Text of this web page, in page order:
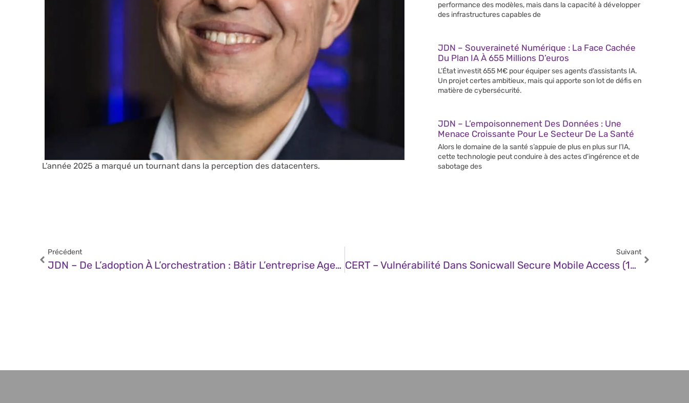
L’année 2025 a marqué un tournant dans la perception des datacenters.
performance des modèles, mais dans la capacité à développer
des infrastructures capables de
JDN – Souveraineté Numérique : La Face Cachée
Du Plan IA À 655 Millions D’euros
L’État investit 655 M€ pour équiper ses agents d’assistants IA.
Un projet certes ambitieux, mais qui apporte son lot de défis en
matière de cybersécurité.
JDN – L’empoisonnement Des Données : Une
Menace Croissante Pour Le Secteur De La Santé
Alors le domaine de la santé s’appuie de plus en plus sur l’IA,
cette technologie peut conduire à des actes d’ingérence et de
sabotage des
Précédent
JDN – De L’adoption À L’orchestration : Bâtir L’entreprise Agentique De Demain
Suivant
CERT – Vulnérabilité Dans Sonicwall Secure Mobile Access (18 Décembre 2025)